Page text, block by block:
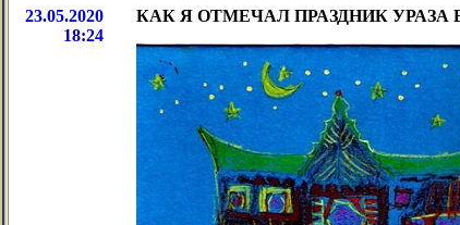
23.05.2020
18:24
КАК Я ОТМЕЧАЛ ПРАЗДНИК